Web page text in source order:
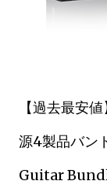
【過去最安
源4製品バ
Guitar